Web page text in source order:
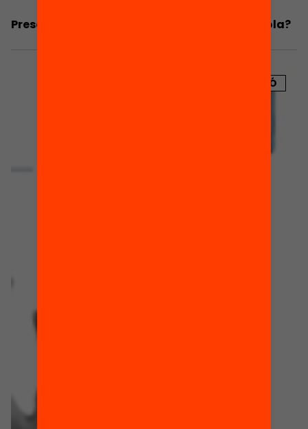
Presentació: S’impliquen les famílies a l’escola?
PUBLICACIÓ